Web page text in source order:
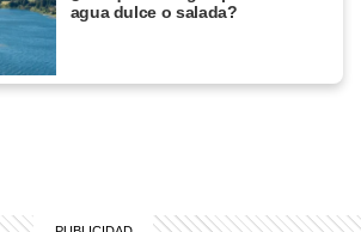
agua dulce o salada?